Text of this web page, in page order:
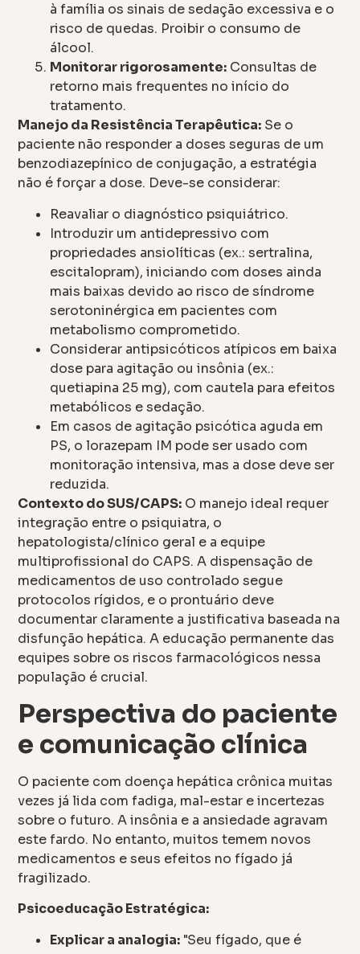
à família os sinais de sedação excessiva e o
risco de quedas. Proibir o consumo de
álcool.
Monitorar rigorosamente: Consultas de
retorno mais frequentes no início do
tratamento.
Manejo da Resistência Terapêutica: Se o
paciente não responder a doses seguras de um
benzodiazepínico de conjugação, a estratégia
não é forçar a dose. Deve-se considerar:
Reavaliar o diagnóstico psiquiátrico.
Introduzir um antidepressivo com
propriedades ansiolíticas (ex.: sertralina,
escitalopram), iniciando com doses ainda
mais baixas devido ao risco de síndrome
serotoninérgica em pacientes com
metabolismo comprometido.
Considerar antipsicóticos atípicos em baixa
dose para agitação ou insônia (ex.:
quetiapina 25 mg), com cautela para efeitos
metabólicos e sedação.
Em casos de agitação psicótica aguda em
PS, o lorazepam IM pode ser usado com
monitoração intensiva, mas a dose deve ser
reduzida.
Contexto do SUS/CAPS: O manejo ideal requer
integração entre o psiquiatra, o
hepatologista/clínico geral e a equipe
multiprofissional do CAPS. A dispensação de
medicamentos de uso controlado segue
protocolos rígidos, e o prontuário deve
documentar claramente a justificativa baseada na
disfunção hepática. A educação permanente das
equipes sobre os riscos farmacológicos nessa
população é crucial.
Perspectiva do paciente
e comunicação clínica
O paciente com doença hepática crônica muitas
vezes já lida com fadiga, mal-estar e incertezas
sobre o futuro. A insônia e a ansiedade agravam
este fardo. No entanto, muitos temem novos
medicamentos e seus efeitos no fígado já
fragilizado.
Psicoeducação Estratégica:
Explicar a analogia: "Seu fígado, que é